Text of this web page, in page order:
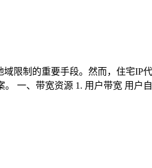
限制的重要手段。然而，住宅IP
一、带宽资源 1. 用户带宽 用户